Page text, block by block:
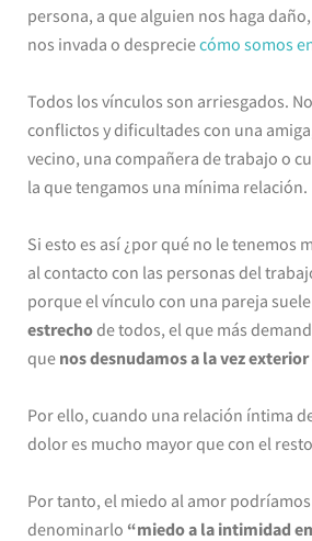
persona, a que alguien nos haga
nos invada o despreciecómo somos
Todos los vínculos son arriesgados.
conflictos y dificultades con una
vecino, una compañera de trabajo o
la que tengamos una mínima relación.
Si esto es así ¿por qué no le tenemos
al contacto con las personas del
porque el vínculo con una pareja
estrechode todos, el que más
que nos desnudamos a la vez
Por ello, cuando una relación íntima
dolor es mucho mayor que con el
Por tanto, el miedo al amor podríamos
denominarlo “miedo a la intimidad